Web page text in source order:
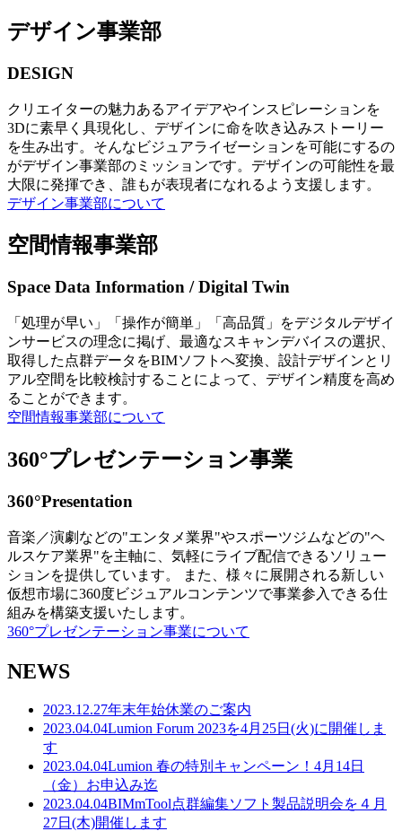
デザイン事業部
DESIGN
クリエイターの魅力あるアイデアやインスピレーションを
3Dに素早く具現化し、デザインに命を吹き込みストーリー
を生み出す。そんなビジュアライゼーションを可能にするの
がデザイン事業部のミッションです。デザインの可能性を最
大限に発揮でき、誰もが表現者になれるよう支援します。
デザイン事業部について
空間情報事業部
Space Data Information / Digital Twin
「処理が早い」「操作が簡単」「高品質」をデジタルデザイ
ンサービスの理念に掲げ、最適なスキャンデバイスの選択、
取得した点群データをBIMソフトへ変換、設計デザインとリ
アル空間を比較検討することによって、デザイン精度を高め
ることができます。
空間情報事業部について
360°プレゼンテーション事業
360°Presentation
音楽／演劇などの"エンタメ業界"やスポーツジムなどの"ヘ
ルスケア業界"を主軸に、気軽にライブ配信できるソリュー
ションを提供しています。 また、様々に展開される新しい
仮想市場に360度ビジュアルコンテンツで事業参入できる仕
組みを構築支援いたします。
360°プレゼンテーション事業について
NEWS
2023.12.27年末年始休業のご案内
2023.04.04Lumion Forum 2023を4月25日(火)に開催しま
す
2023.04.04Lumion 春の特別キャンペーン！4月14日
（金）お申込み迄
2023.04.04BIMmTool点群編集ソフト製品説明会を４月
27日(木)開催します